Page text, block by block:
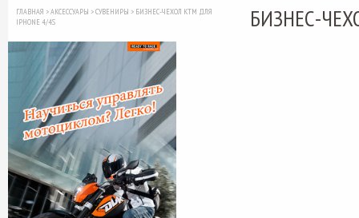
ГЛАВНАЯ >АКСЕССУАРЫ >СУВЕНИРЫ > БИЗНЕС-ЧЕХОЛ KTM ДЛЯ
IPHONE 4/4S
БИЗНЕС-